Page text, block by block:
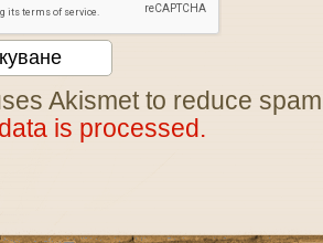
Akismet to reduce
is processed.